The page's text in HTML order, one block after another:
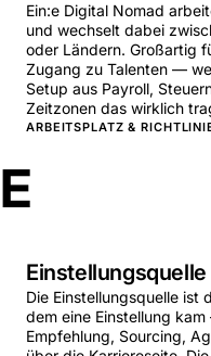
Ein:e Digital Nomad
und wechselt dabei
oder Ländern. Großartig
Zugang zu Talenten —
Setup aus Payroll,
Zeitzonen das wirklich
ARBEITSPLATZ &
E
Einstellungsquelle
Die Einstellungsquelle ist
dem eine Einstellung
Empfehlung, Sourcing,